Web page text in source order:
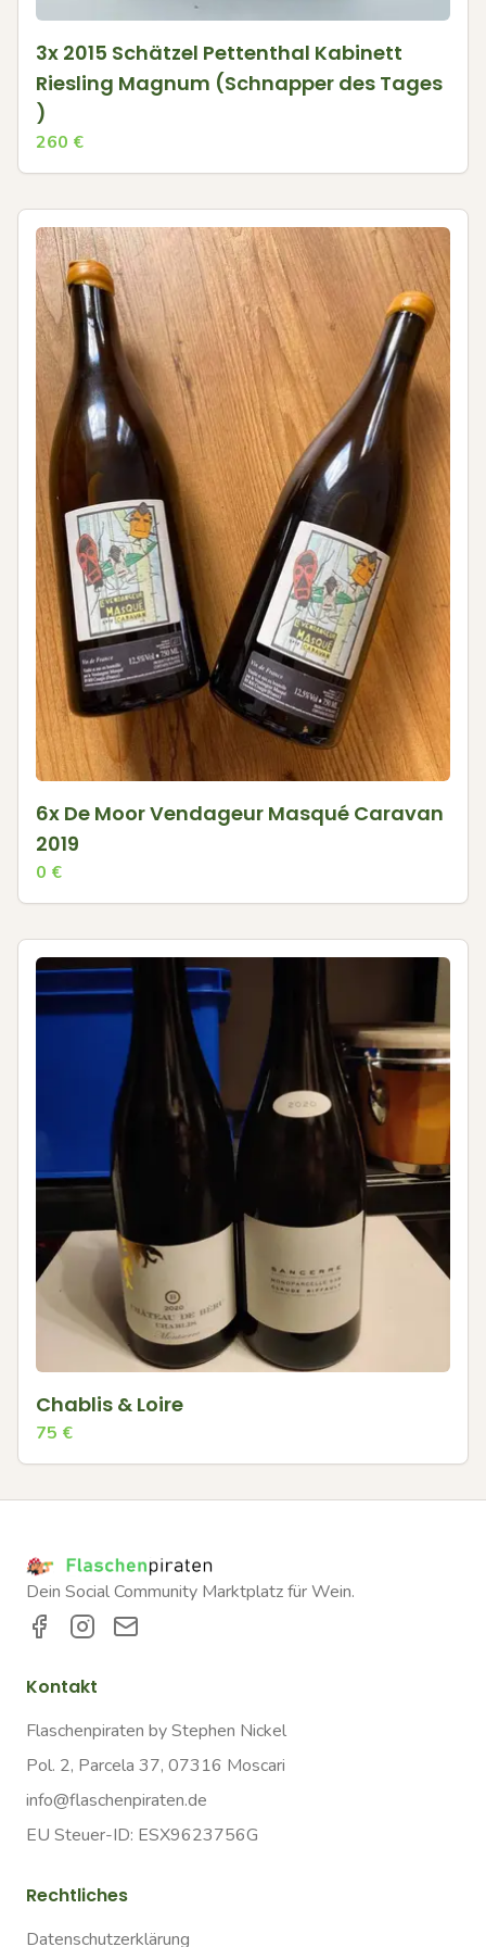
3x 2015 Schätzel Pettenthal Kabinett
Riesling Magnum (Schnapper des Tages
)
260 €
6x De Moor Vendageur Masqué Caravan
2019
0 €
Chablis & Loire
75 €
Dein Social Community Marktplatz für Wein.
Kontakt
Flaschenpiraten by Stephen Nickel
Pol. 2, Parcela 37, 07316 Moscari
info@flaschenpiraten.de
EU Steuer-ID: ESX9623756G
Rechtliches
Datenschutzerklärung